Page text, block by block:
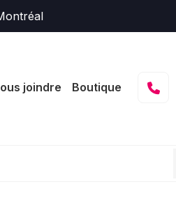
joindre Boutique